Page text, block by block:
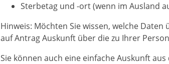
Sterbetag und -ort (wenn im Ausland
Hinweis: Möchten Sie wissen, welche
auf Antrag Auskunft über die zu Ihrer
Sie können auch eine einfache Auskunft